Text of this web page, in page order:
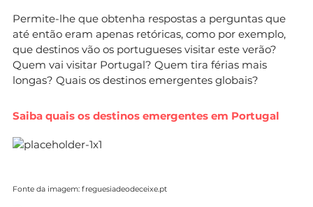
Permite-lhe que obtenha respostas a perguntas que
até então eram apenas retóricas, como por exemplo,
que destinos vão os portugueses visitar este verão?
Quem vai visitar Portugal? Quem tira férias mais
longas? Quais os destinos emergentes globais?
Saiba quais os destinos emergentes em Portugal
Fonte da imagem: freguesiadeodeceixe.pt